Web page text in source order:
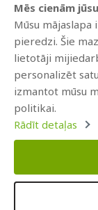
Brīvības gatve 214b,
AS Swedbank,
Mēs cienām
Mūsu
pieredzi. Šie
lietotāji
personalizēt
izmantot mūsu
politikai.
Rādīt detaļas